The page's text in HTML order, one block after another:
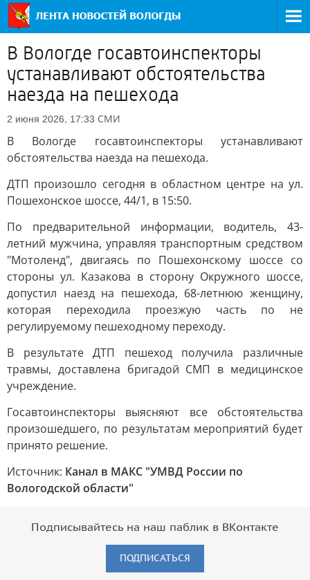
В Вологде госавтоинспекторы
устанавливают обстоятельства
наезда на пешехода
2 июня 2026, 17:33 СМИ
В Вологде госавтоинспекторы устанавливают
обстоятельства наезда на пешехода.
ДТП произошло сегодня в областном центре на ул.
Пошехонское шоссе, 44/1, в 15:50.
По предварительной информации, водитель, 43-
летний мужчина, управляя транспортным средством
"Мотоленд", двигаясь по Пошехонскому шоссе со
стороны ул. Казакова в сторону Окружного шоссе,
допустил наезд на пешехода, 68-летнюю женщину,
которая переходила проезжую часть по не
регулируемому пешеходному переходу.
В результате ДТП пешеход получила различные
травмы, доставлена бригадой СМП в медицинское
учреждение.
Госавтоинспекторы выясняют все обстоятельства
произошедшего, по результатам мероприятий будет
принято решение.
Источник: Канал в МАКС "УМВД России по
Вологодской области"
Подписывайтесь на наш паблик в ВКонтакте
ПОДПИСАТЬСЯ